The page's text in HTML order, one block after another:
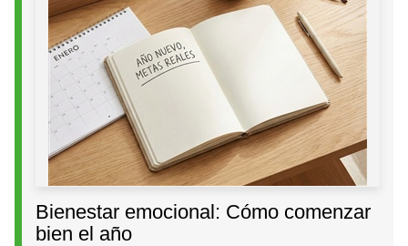
Bienestar emocional: Cómo comenzar
bien el año